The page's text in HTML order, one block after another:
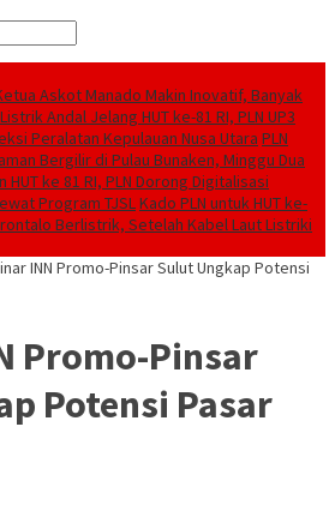
Askot Manado Makin Inovatif, Banyak
Andal Jelang HUT ke-81 RI, PLN UP3
Peralatan Kepulauan Nusa Utara PLN
Bergilir di Pulau Bunaken, Minggu Dua
HUT ke 81 RI, PLN Dorong Digitalisasi
Program TJSLKado PLN untuk HUT ke-
Berlistrik, Setelah Kabel Laut Listriki
INN Promo-Pinsar Sulut Ungkap Potensi
Promo-Pinsar
Potensi Pasar